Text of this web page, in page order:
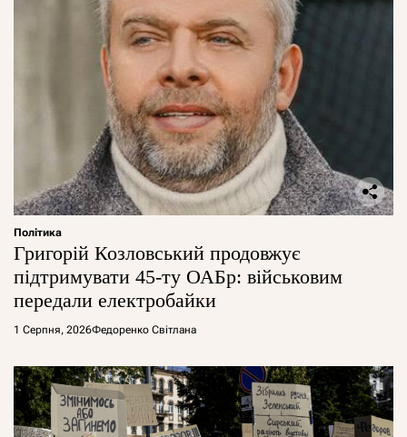
Політика
Григорій Козловський продовжує
підтримувати 45-ту ОАБр: військовим
передали електробайки
1 Серпня, 2026Федоренко Світлана